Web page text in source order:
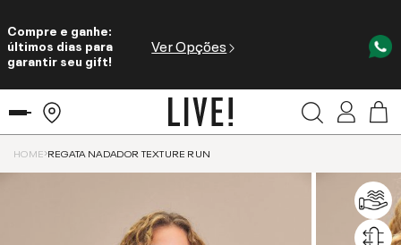
Compre e ganhe:
últimos dias para
garantir seu gift!
Ver Opções
HOME REGATA NADADOR TEXTURE RUN